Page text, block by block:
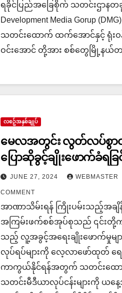
ရခိုင်ပြည်အခြေစိုက် သတင်းဌာန
Development Media Gorup
သတင်းထောက် ထက်အောင်နှင့် ရုံးဝ
ဝင်းအောင် တို့အား စစ်တွေမြို့နယ်တ
လစဥ်အနှစ်ချုပ်
မေလအတွင်း လွတ်လပ်စွာ
ပြောဆိုခွင့်ချိုး​ဖောက်ခံရခြ
JUNE 27, 2024 WEBMASTER
COMMENT
အာဏာသိမ်းရန် ကြိုးပမ်းသည့်အချိ
အကြမ်းဖက်စစ်အုပ်စုသည် ၎င်းတို့
သည့် လူ့အခွင့်အရေးချိုးဖောက်မှုမ
လုပ်ရပ်များကို လေ့လာဖော်ထုတ် ရေးသ
ကာကွယ်နိုင်ရန်အတွက် သတင်းထောက်
သတင်းမီဒီယာလုပ်ငန်းများကို ယန